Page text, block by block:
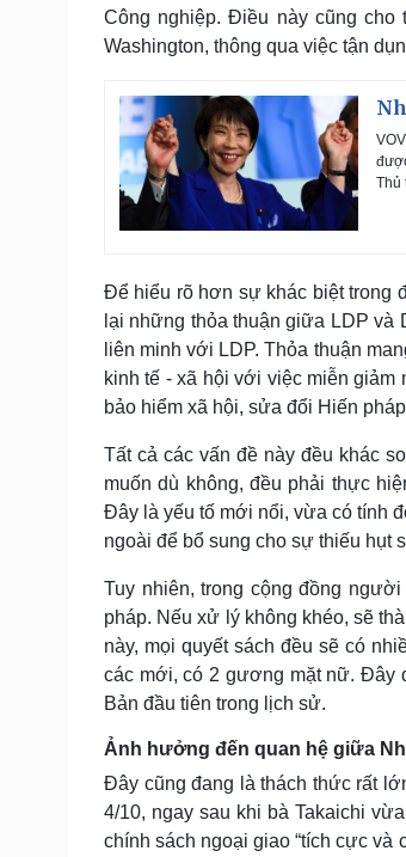
Công nghiệp. Điều này cũng cho
Washington, thông qua việc tận
Thủ
Để hiểu rõ hơn sự khác biệt trong
lại những thỏa thuận giữa LDP và
liên minh với LDP. Thỏa thuận
kinh tế - xã hội với việc miễn giảm
bảo hiểm xã hội, sửa đổi Hiến
Tất cả các vấn đề này đều khác
muốn dù không, đều phải thực
Đây là yếu tố mới nổi, vừa có tính
ngoài để bổ sung cho sự thiếu hụt
Tuy nhiên, trong cộng đồng
pháp. Nếu xử lý không khéo, sẽ
này, mọi quyết sách đều sẽ có
các mới, có 2 gương mặt nữ. Đây
Bản đầu tiên trong lịch sử.
Ảnh hưởng đến quan hệ giữa
Đây cũng đang là thách thức rất
4/10, ngay sau khi bà Takaichi
chính sách ngoại giao “tích cực và